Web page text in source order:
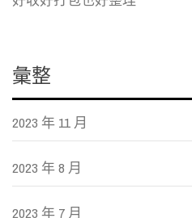
彙整
2023 年 11 月
2023 年 8 月
2023 年 7 月